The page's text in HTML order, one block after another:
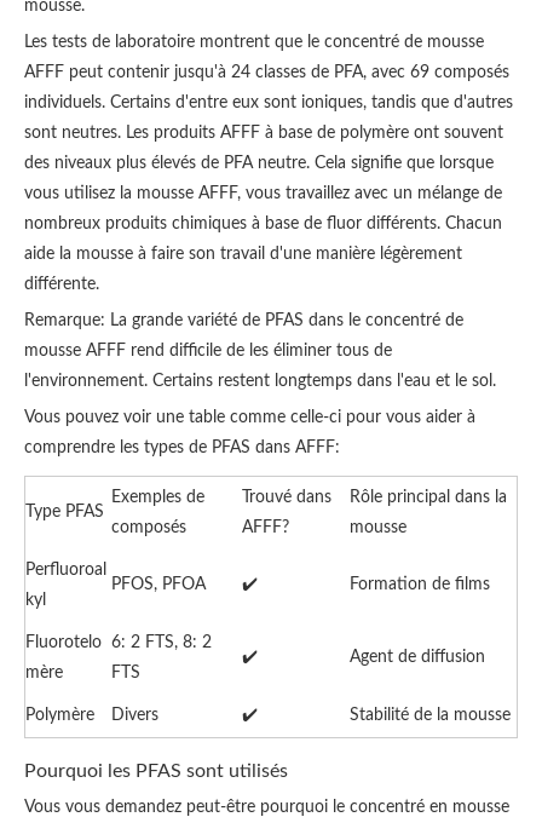
mousse.
Les tests de laboratoire montrent que le concentré de mousse
AFFF peut contenir jusqu'à 24 classes de PFA, avec 69 composés
individuels. Certains d'entre eux sont ioniques, tandis que d'autres
sont neutres. Les produits AFFF à base de polymère ont souvent
des niveaux plus élevés de PFA neutre. Cela signifie que lorsque
vous utilisez la mousse AFFF, vous travaillez avec un mélange de
nombreux produits chimiques à base de fluor différents. Chacun
aide la mousse à faire son travail d'une manière légèrement
différente.
Remarque: La grande variété de PFAS dans le concentré de
mousse AFFF rend difficile de les éliminer tous de
l'environnement. Certains restent longtemps dans l'eau et le sol.
Vous pouvez voir une table comme celle-ci pour vous aider à
comprendre les types de PFAS dans AFFF:
Type PFAS
Exemples de
composés
Trouvé dans
AFFF?
Rôle principal dans la
mousse
Perfluoroal
kyl
PFOS, PFOA ✔️ Formation de films
Fluorotelo
mère
6: 2 FTS, 8: 2
FTS
✔️ Agent de diffusion
Polymère Divers ✔️ Stabilité de la mousse
Pourquoi les PFAS sont utilisés
Vous vous demandez peut-être pourquoi le concentré en mousse